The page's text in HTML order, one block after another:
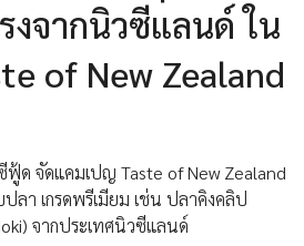
งจากนิวซีแลนด์ ใน
of New Zealand
ด จัดแคมเปญ Taste of New Zealand
ลา เกรดพรีเมียม เช่น ปลาคิงคลิป
จากประเทศนิวซีแลนด์